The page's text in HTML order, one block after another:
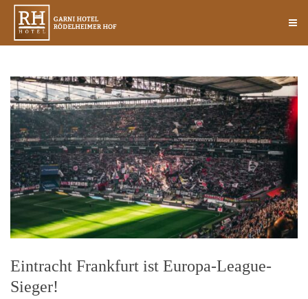
Eintracht Frankfurt ist Europa-League-
Sieger!